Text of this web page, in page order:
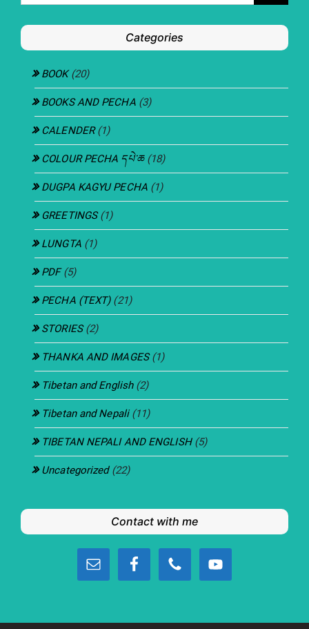
Categories
BOOK(20)
BOOKS AND PECHA(3)
CALENDER(1)
COLOUR PECHA དཔེ་ཆ(18)
DUGPA KAGYU PECHA(1)
GREETINGS(1)
LUNGTA(1)
PDF(5)
PECHA (TEXT)(21)
STORIES(2)
THANKA AND IMAGES(1)
Tibetan and English(2)
Tibetan and Nepali(11)
TIBETAN NEPALI AND ENGLISH(5)
Uncategorized(22)
Contact with me